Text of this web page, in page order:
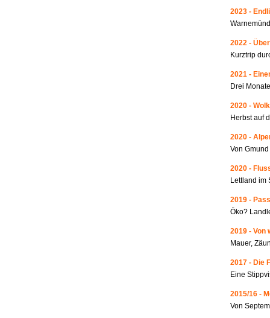
2023 -
2022 -
Kurztrip
2021 -
Drei
2020 -
Herbst auf
2020 -
Von
2020 -
Lettland im
2019 -
Öko?
2019 - Von
Mauer,
2017 - Die
Eine
2015/16 -
Von